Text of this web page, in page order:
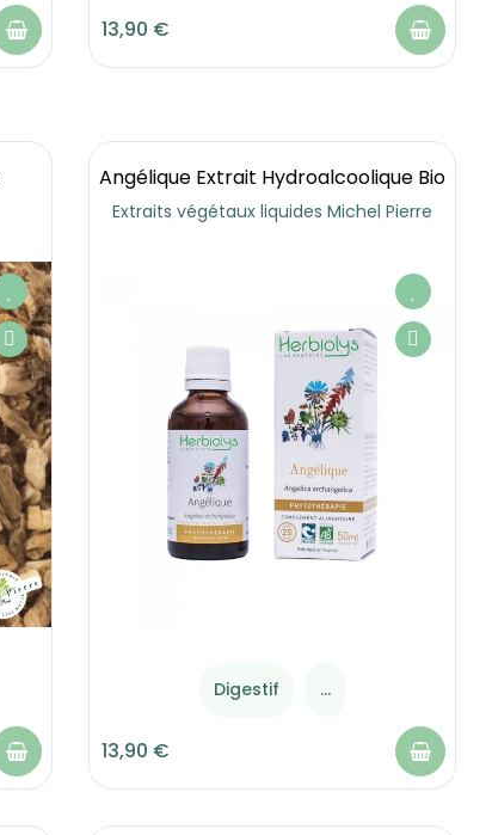
13,90 €
Angélique Extrait Hydroalcoolique Bio
Extraits végétaux liquides Michel Pierre
Digestif ...
13,90 €